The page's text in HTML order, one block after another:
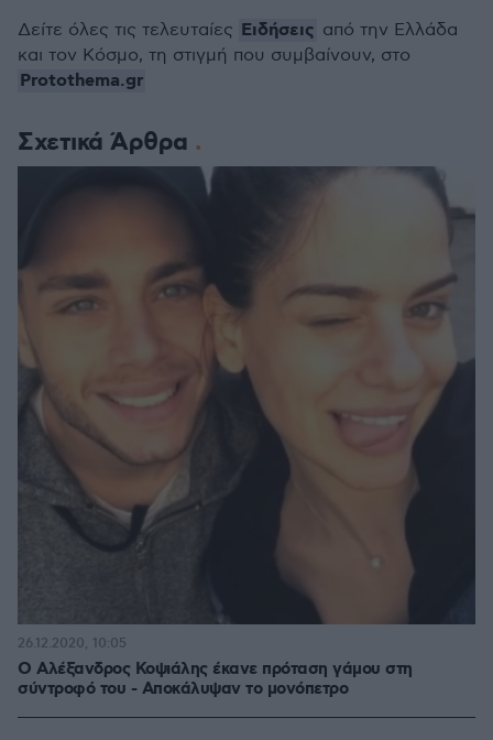
Σχετικά Άρθρα
Ο Αλέξανδρος Κοψιάλης έκανε πρόταση γάμου στη
σύντροφό του - Αποκάλυψαν το μονόπετρο
26.12.2020, 10:05
Δείτε όλες τις τελευταίες Ειδήσεις από την Ελλάδα
και τον Κόσμο, τη στιγμή που συμβαίνουν, στο
Protothema.gr